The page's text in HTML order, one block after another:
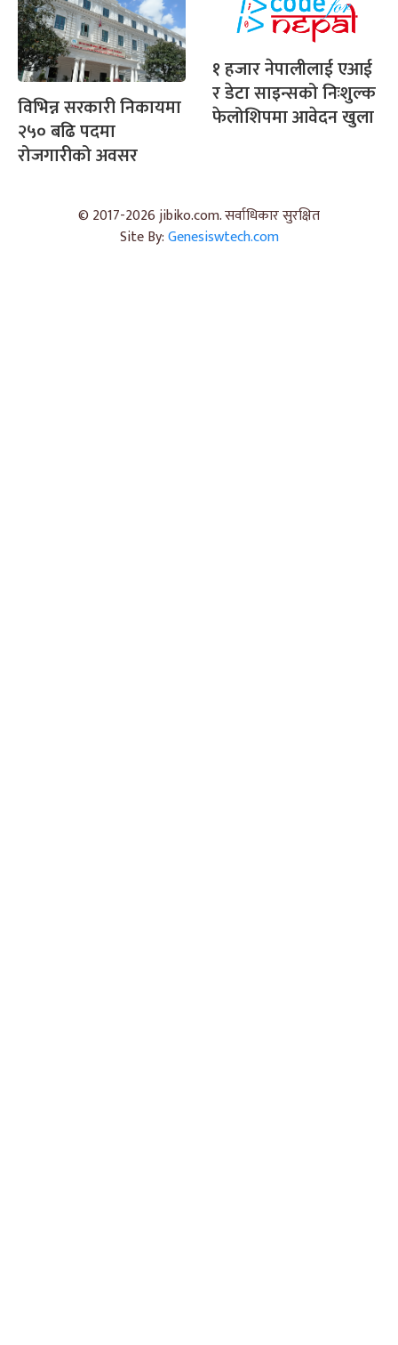
विभिन्न सरकारी निकायमा
२५० बढि पदमा
रोजगारीको अवसर
१ हजार नेपालीलाई एआई
र डेटा साइन्सको निःशुल्क
फेलोशिपमा आवेदन खुला
© 2017-2026 jibiko.com. सर्वाधिकार सुरक्षित
Site By:Genesiswtech.com